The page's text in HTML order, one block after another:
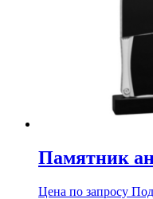
Памятник
Цена по запросу